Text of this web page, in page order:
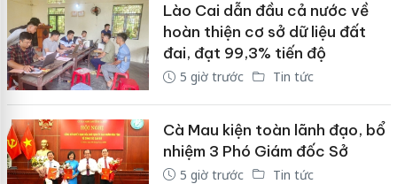
Lào Cai dẫn đầu cả nước về
hoàn thiện cơ sở dữ liệu đất
đai, đạt 99,3% tiến độ
5 giờ trước Tin tức
Cà Mau kiện toàn lãnh đạo, bổ
nhiệm 3 Phó Giám đốc Sở
5 giờ trước Tin tức